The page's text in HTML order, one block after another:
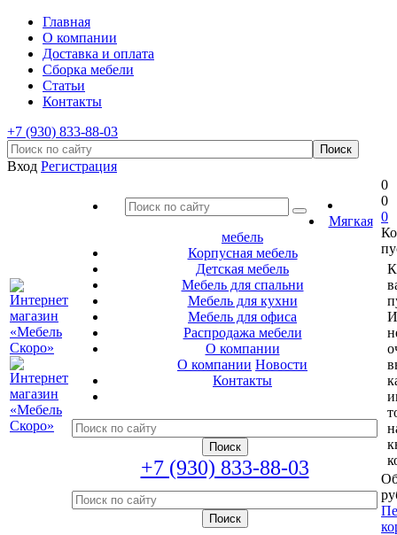
Главная
О компании
Доставка и оплата
Сборка мебели
Статьи
Контакты
+7 (930) 833-88-03
Вход Регистрация
Мягкая
мебель
Корпусная мебель
Детская мебель
Мебель для спальни
Мебель для кухни
Мебель для офиса
Распродажа мебели
О компании
О компании Новости
Контакты
+7 (930) 833-88-03
0
0
0